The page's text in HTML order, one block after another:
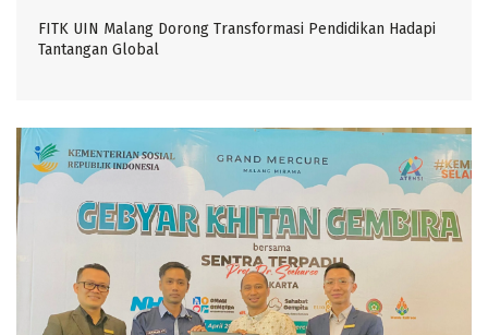
FITK UIN Malang Dorong Transformasi Pendidikan Hadapi
Tantangan Global